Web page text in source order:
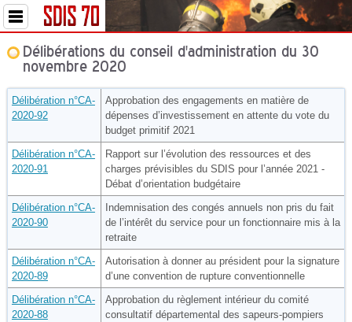
Délibérations du conseil d'administration du 30
novembre 2020
Délibération n°CA-
2020-92
Approbation des engagements en matière de
dépenses d’investissement en attente du vote du
budget primitif 2021
Délibération n°CA-
2020-91
Rapport sur l’évolution des ressources et des
charges prévisibles du SDIS pour l’année 2021 -
Débat d’orientation budgétaire
Délibération n°CA-
2020-90
Indemnisation des congés annuels non pris du fait
de l’intérêt du service pour un fonctionnaire mis à la
retraite
Délibération n°CA-
2020-89
Autorisation à donner au président pour la signature
d’une convention de rupture conventionnelle
Délibération n°CA-
2020-88
Approbation du règlement intérieur du comité
consultatif départemental des sapeurs-pompiers